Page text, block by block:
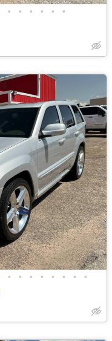
• • • • • •
• • • • • • • •